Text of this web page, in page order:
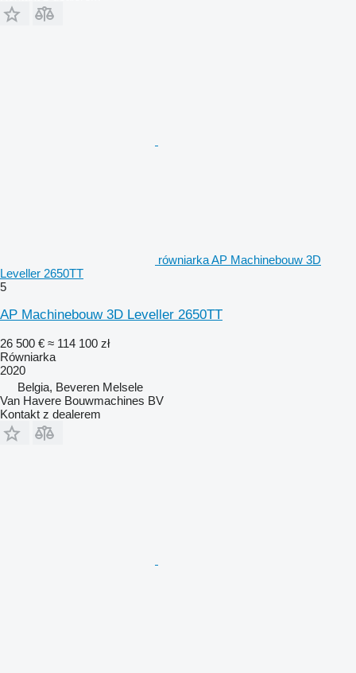
równiarka AP Machinebouw 3D
Leveller 2650TT
5
AP Machinebouw 3D Leveller 2650TT
26 500 € ≈ 114 100 zł
Równiarka
2020
Belgia, Beveren Melsele
Van Havere Bouwmachines BV
Kontakt z dealerem